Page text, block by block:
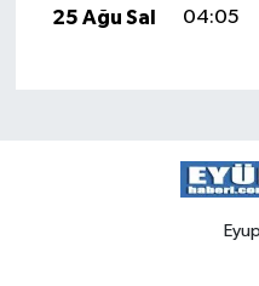
25 Ağu Sal
04:05